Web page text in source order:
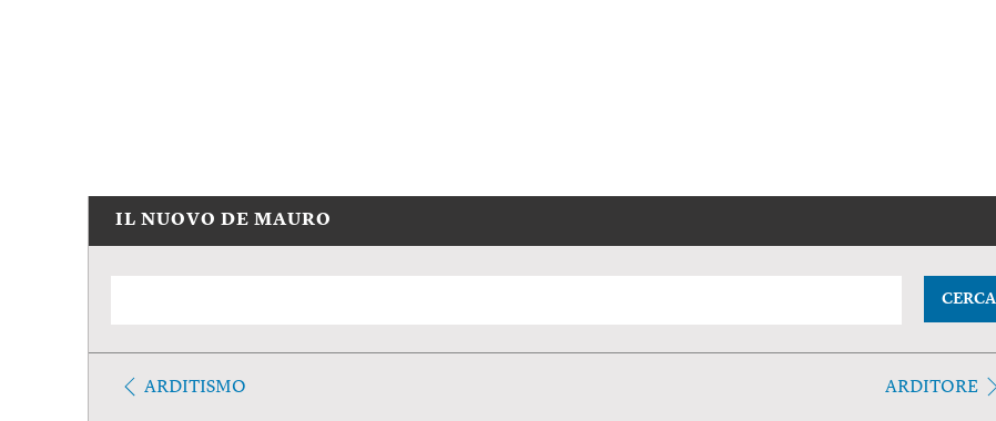
IL NUOVO DE MAURO
CERCA
ARDITISMO ARDITORE